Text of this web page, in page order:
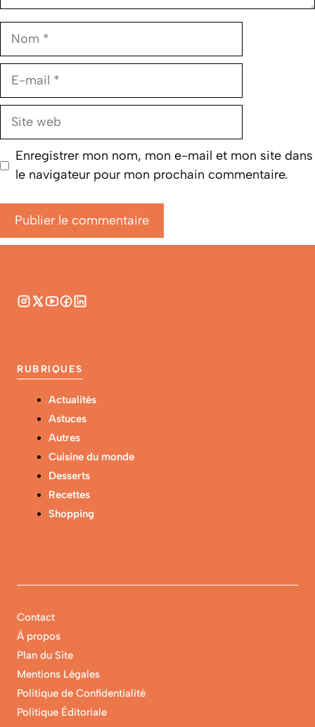
Nom
E-
Site
Enregistrer mon nom, mon e-mail et mon site dans
le navigateur pour mon prochain commentaire.
RUBRIQUES
Actualités
Astuces
Autres
Cuisine du monde
Desserts
Recettes
Shopping
Contact
À propos
Plan du Site
Mentions Légales
Politique de Confidentialité
Politique Éditoriale